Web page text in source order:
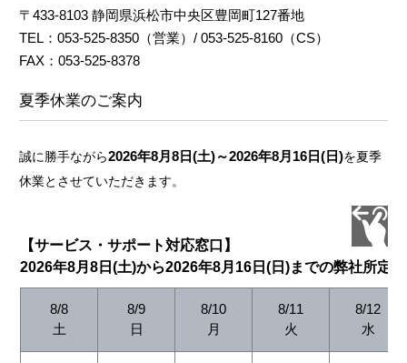
うものとします。
上記1~4の他、お客様は、当社が不適切と
判断し、告知する行為を行ってはならない
第３条 本ソフトウェア等の権利
本ソフトウェア等に関する著作権その他一切の権
利は弊社に帰属するものとし、お客様は本ソフト
第４条 責任制限
本ソフトウェア等は現状有姿で提供される
ものであり、弊社は、本ソフトウェア等に
エラー、バグ等の不具合がないこと、本ソ
〒433-8103 静岡県浜松市中央区豊岡町127番地
TEL：053-525-8350（営業）/ 053-525-8160（CS）
FAX：053-525-8378
夏季休業のご案内
誠に勝手ながら2026年8月8日(土)～2026年8月16日(日)を夏季
休業とさせていただきます。
【サービス・サポート対応窓口】
2026年8月8日(土)から2026年8月16日(日)までの弊社所定
8/8
土
8/9
日
8/10
月
8/11
火
8/12
水